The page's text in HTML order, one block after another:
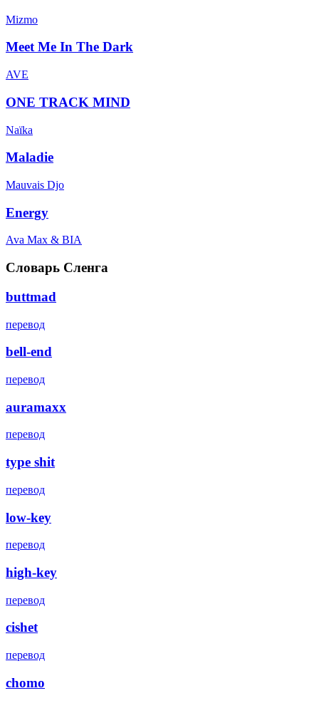
Mizmo
Meet Me In The Dark
AVE
ONE TRACK MIND
Naïka
Maladie
Mauvais Djo
Energy
Ava Max & BIA
Словарь Сленга
buttmad
перевод
bell-end
перевод
auramaxx
перевод
type shit
перевод
low-key
перевод
high-key
перевод
cishet
перевод
chomo